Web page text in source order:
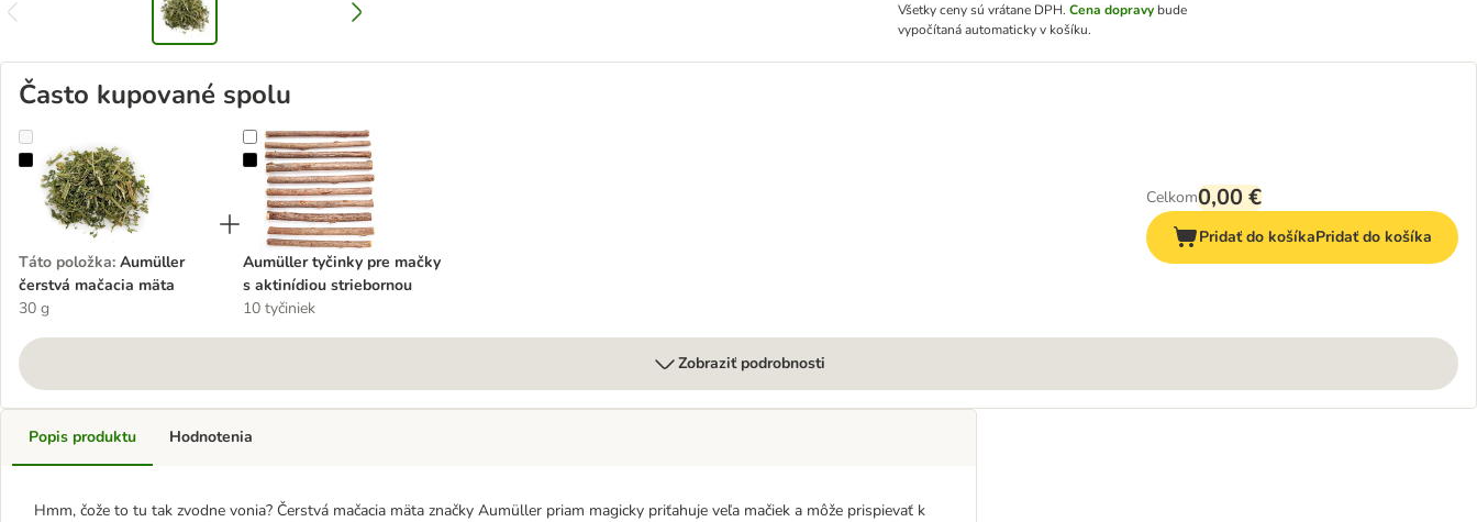
Všetky ceny sú vrátane DPH. Cena dopravybude
vypočítaná automaticky v košíku.
Často kupované spolu
Aumüller čerstvá mačacia mäta
Táto položka: Aumüller
čerstvá mačacia mäta
30 g
Aumüller tyčinky pre mačky s aktinídiou striebornou
Aumüller tyčinky pre mačky
s aktinídiou striebornou
10 tyčiniek
Celkom0,00 €
Pridať do košíkaPridať do košíka
Zobraziť podrobnosti
Popis produktu
Hmm, čože to tu tak zvodne vonia? Čerstvá mačacia mäta značky Aumüller priam magicky priťahuje veľa mačiek a môže prispievať k
Hodnotenia